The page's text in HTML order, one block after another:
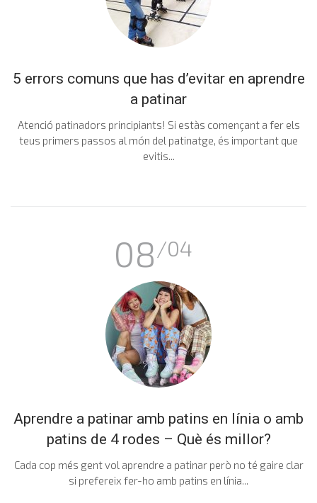
5 errors comuns que has d’evitar en aprendre
a patinar
Atenció patinadors principiants! Si estàs començant a fer els
teus primers passos al món del patinatge, és important que
evitis...
08/04
Aprendre a patinar amb patins en línia o amb
patins de 4 rodes – Què és millor?
Cada cop més gent vol aprendre a patinar però no té gaire clar
si prefereix fer-ho amb patins en línia...